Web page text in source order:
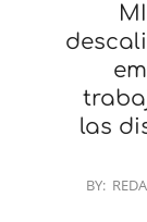
las
2024-
BY: